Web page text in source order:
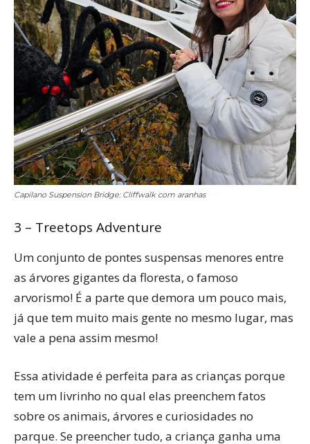
Capilano Suspension Bridge: Cliffwalk com aranhas
3 – Treetops Adventure
Um conjunto de pontes suspensas menores entre
as árvores gigantes da floresta, o famoso
arvorismo! É a parte que demora um pouco mais,
já que tem muito mais gente no mesmo lugar, mas
vale a pena assim mesmo!
Essa atividade é perfeita para as crianças porque
tem um livrinho no qual elas preenchem fatos
sobre os animais, árvores e curiosidades no
parque. Se preencher tudo, a criança ganha uma